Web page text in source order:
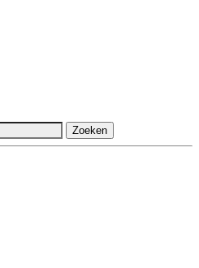
Zoeken